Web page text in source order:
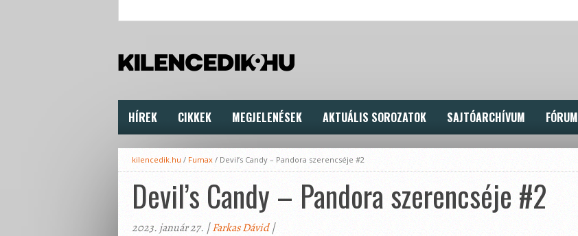
HÍREK CIKKEK MEGJELENÉSEK AKTUÁLIS SOROZATOK SAJTÓARCHÍVUM FÓRUM
kilencedik.hu / Fumax / Devil’s Candy – Pandora szerencséje #2
Devil’s Candy – Pandora szerencséje #2
2023. január 27. |Farkas Dávid|